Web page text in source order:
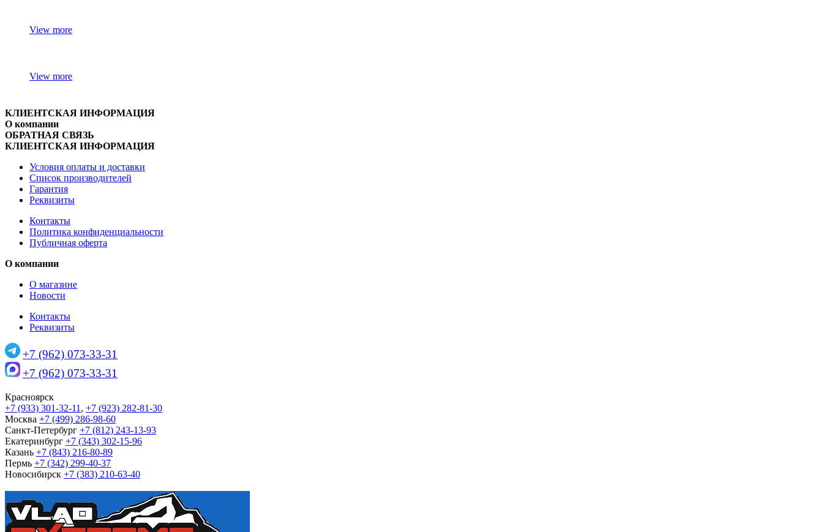
View more
View more
КЛИЕНТСКАЯ ИНФОРМАЦИЯ
О компании
ОБРАТНАЯ СВЯЗЬ
КЛИЕНТСКАЯ ИНФОРМАЦИЯ
Условия оплаты и доставки
Список производителей
Гарантия
Реквизиты
Контакты
Политика конфиденциальности
Публичная оферта
О компании
О магазине
Новости
Контакты
Реквизиты
+7 (962) 073-33-31
+7 (962) 073-33-31
Красноярск
+7 (933) 301-32-11 , +7 (923) 282-81-30
Москва +7 (499) 286-98-60
Санкт-Петербург +7 (812) 243-13-93
Екатеринбург +7 (343) 302-15-96
Казань +7 (843) 216-80-89
Пермь +7 (342) 299-40-37
Новосибирск +7 (383) 210-63-40